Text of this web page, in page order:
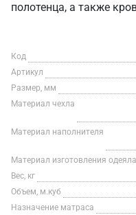
полотенца, а также
Код
Артикул
Размер, мм
Материал чехла
Материал наполнителя
Материал изготовления одеяла
Вес, кг
Объем, м.куб
Назначение матраса